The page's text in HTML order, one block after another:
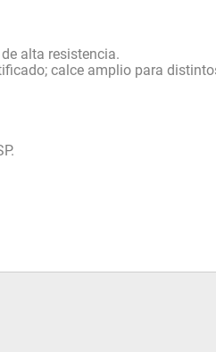
alta resistencia.
calce amplio para